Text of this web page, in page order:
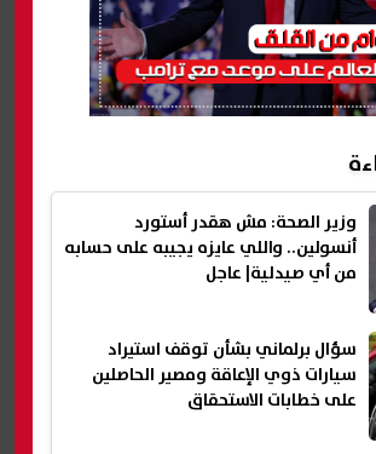
وزير الصحة: مش هقدر أستورد
أنسولين.. واللي عايزه يجيبه على حسابه
من أي صيدلية| عاجل
سؤال برلماني بشأن توقف استيراد
سيارات ذوي الإعاقة ومصير الحاصلين
على خطابات الاستحقاق